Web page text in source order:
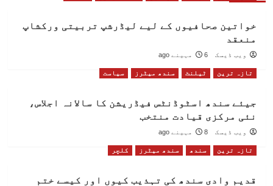
خواتین صحافیوں کے لیے لیڈرشپ تربیتی ورکشاپ
منعقد
ویب ڈیسک 6 مہینے ago
تازہ ترین ٹیلنٹ سندھ میٹرز سیاست
جیئے سندھ اسٹوڈنٹس فیڈریشن کا سالانہ اجلاس،
نئی مرکزی قیادت منتخب
ویب ڈیسک 8 مہینے ago
تازہ ترین سندھ سندھ میٹرز کلچر
قدیم وادی سندھ کی تہذیب کیوں اور کیسے ختم